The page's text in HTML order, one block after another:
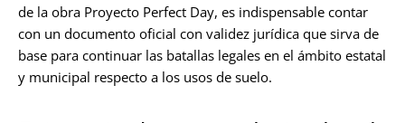
de la obra Proyecto Perfect Day, es indispensable contar
con un documento oficial con validez jurídica que sirva de
base para continuar las batallas legales en el ámbito estatal
y municipal respecto a los usos de suelo.